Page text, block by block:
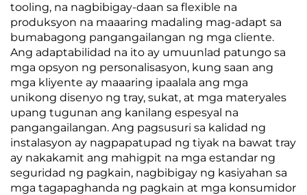
tooling, na nagbibigay-daan sa flexible na
produksyon na maaaring madaling mag-adapt sa
bumabagong pangangailangan ng mga cliente.
Ang adaptabilidad na ito ay umuunlad patungo sa
mga opsyon ng personalisasyon, kung saan ang
mga kliyente ay maaaring ipaalala ang mga
unikong disenyo ng tray, sukat, at mga materyales
upang tugunan ang kanilang espesyal na
pangangailangan. Ang pagsusuri sa kalidad ng
instalasyon ay nagpapatupad ng tiyak na bawat tray
ay nakakamit ang mahigpit na mga estandar ng
seguridad ng pagkain, nagbibigay ng kasiyahan sa
mga tagapaghanda ng pagkain at mga konsumidor